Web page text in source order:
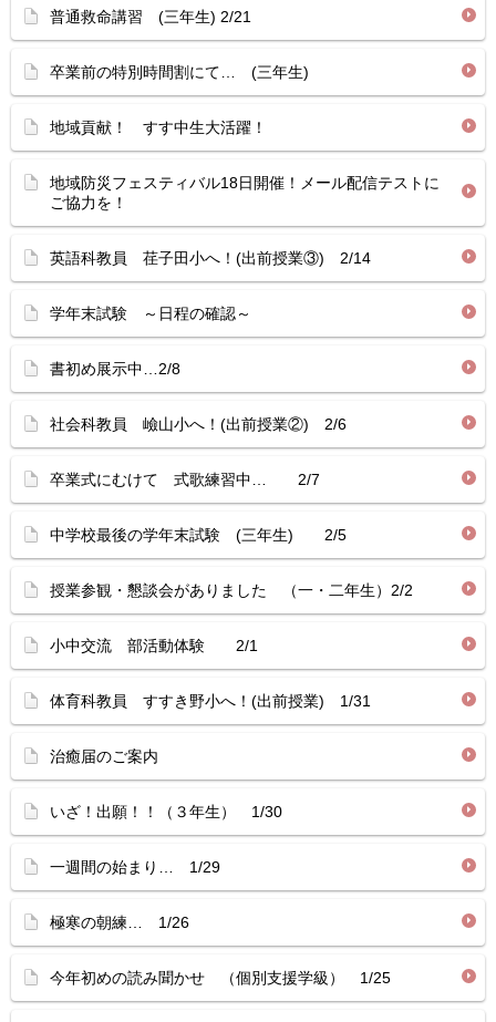
普通救命講習 (三年生) 2/21
卒業前の特別時間割にて… (三年生)
地域貢献！ すす中生大活躍！
地域防災フェスティバル18日開催！メール配信テストに
ご協力を！
英語科教員 荏子田小へ！(出前授業③) 2/14
学年末試験 ～日程の確認～
書初め展示中…2/8
社会科教員 嶮山小へ！(出前授業②) 2/6
卒業式にむけて 式歌練習中… 2/7
中学校最後の学年末試験 (三年生) 2/5
授業参観・懇談会がありました （一・二年生）2/2
小中交流 部活動体験 2/1
体育科教員 すすき野小へ！(出前授業) 1/31
治癒届のご案内
いざ！出願！！（３年生） 1/30
一週間の始まり… 1/29
極寒の朝練… 1/26
今年初めの読み聞かせ （個別支援学級） 1/25